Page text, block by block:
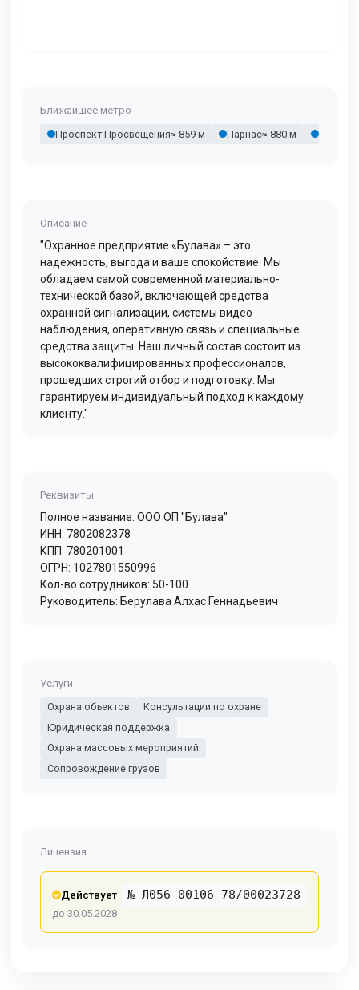
Ближайшее метро
Проспект Просвещения≈ 859 м Парнас≈ 880 м
Описание
"Охранное предприятие «Булава» – это
надежность, выгода и ваше спокойствие. Мы
обладаем самой современной материально-
технической базой, включающей средства
охранной сигнализации, системы видео
наблюдения, оперативную связь и специальные
средства защиты. Наш личный состав состоит из
высококвалифицированных профессионалов,
прошедших строгий отбор и подготовку. Мы
гарантируем индивидуальный подход к каждому
клиенту."
Реквизиты
Полное название: ООО ОП "Булава"
ИНН: 7802082378
КПП: 780201001
ОГРН: 1027801550996
Кол-во сотрудников: 50-100
Руководитель: Берулава Алхас Геннадьевич
Услуги
Охрана объектов
Консультации по охране
Юридическая поддержка
Охрана массовых мероприятий
Сопровождение грузов
Лицензия
Действует № Л056-00106-78/00023728
до 30.05.2028